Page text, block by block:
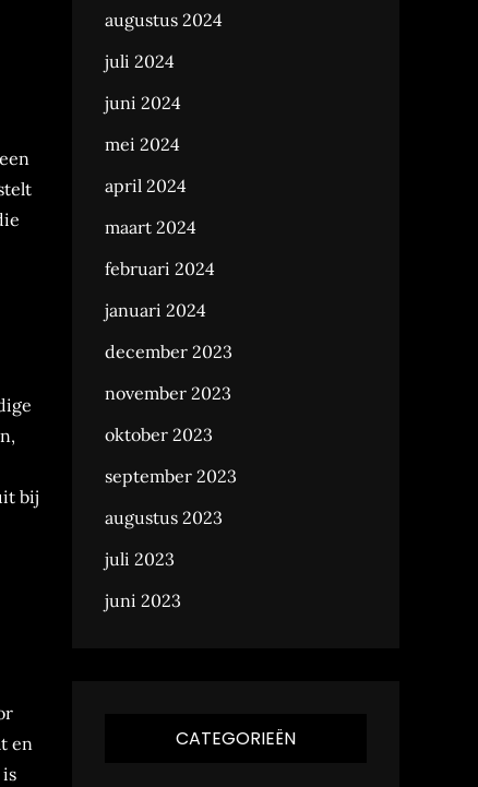
bij
en
augustus 2024
juli 2024
juni 2024
mei 2024
april 2024
maart 2024
februari 2024
januari 2024
december 2023
november 2023
oktober 2023
september 2023
augustus 2023
juli 2023
juni 2023
CATEGORIEËN